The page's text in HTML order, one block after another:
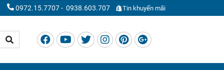
0972.15.7707- 0938.603.707 Tin khuyến mãi